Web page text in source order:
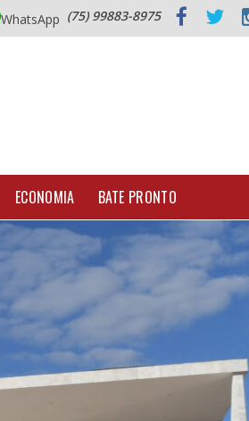
WhatsApp (75) 99883-8975
ECONOMIA BATE PRONTO